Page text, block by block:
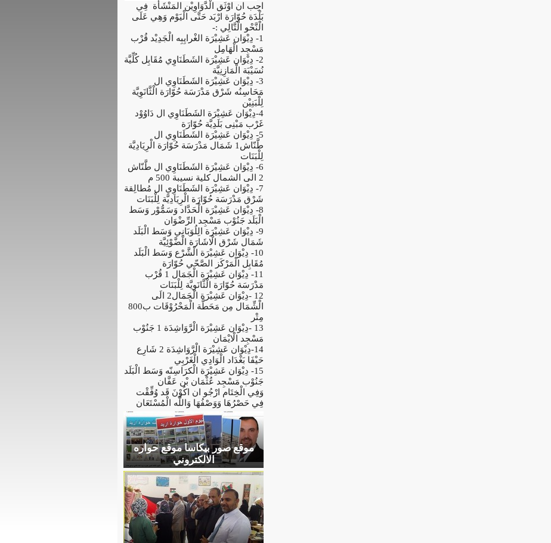
احِب ان اوْثَق الْدَّوَاوِيْن المَنْشَأة فِي
بَلْدَة حُوّارَة ارْبَد حَتَّى الْيَوْم وَهِي عَلَى
الْنَّحْو الْتَّالِي :-
1- دِيْوَان عَشِيْرَة الغْرايِبِه الْجَدِيْد قُرْب
مَسْجِد الْهَامِل
2- دِيْوَان عَشِيْرَة الشَطَنَاوِي مُقَابِل كُلِّيَّة
نُسَيْبَة الْمَازِنِيَّة
3- دِيْوَان عَشِيْرَة الشَطَنَاوِي ال
مَحَاسِنُه شَرْق مَدْرَسَة حُوّارَة الْثَّانَوِيَّة
لِلْبَنِيْن
4-دِيْوَان عَشِيْرَة الشَطَنَاوِي ال دَاوُوْد
غَرْب مَبْنِى بَلَدِيَّة حُوّارَة
5- دِيْوَان عَشِيْرَة الشَطَنَاوِي ال
طَّنّاش1 شَمَال مَدْرَسَة حُوّارَة الْرِيَادِيَّة
لِلْبَنَات
6- دِيْوَان عَشِيْرَة الشَطَنَاوِي ال طَّنّاش
2 الى الشمال كلية نسيبة 500 م
7- دِيْوَان عَشِيْرَة الشَطَنَاوِي ال مُطالِقة
شَرْق مَدْرَسَة حُوّارَة الْرِيَادِيَّة لِلْبَنَات
8- دِيْوَان عَشِيْرَة الْحَدَّاد وَسَمُّوْر وَسَط
الْبَلَد جَنُوْب مَسْجِد الرِّضْوَان
9- دِيْوَان عَشِيْرَة الِلُوَبَانِي وَسَط الْبَلَد
شَمَال شَرْق الْاشَارَة الْضَّوْئِيَّة
10- دِيْوَان عَشِيْرَة الْشَّرْع وَسَط الْبَلَد
مُقَابِل الْمَرْكَز الصَّحّي حُوّارَة
11- دِيْوَان عَشِيْرَة الْجَمَال 1 قُرْب
مَدْرَسَة حُوّارَة الْثَّانَوِيَّة لِلْبَنَات
12 -دِيْوَان عَشِيْرَة الْجَمَال2 الَى
الْشِّمَال مِن مَحَطَّة الْمَحْرُوْقَات ب800
مِتْر
13 -دِيْوَان عَشِيْرَة الْرَّوَاشِدَة 1 جَنُوْب
مَسْجِد الْايْمَان
14-دِيْوَان عَشِيْرَة الْرَّوَاشِدَة 2 شَارِع
حَيْفَا بَغْدَاد الْوَادِي الْغَرْبِي
15- دِيْوَان عَشِيْرَة الْكرَاسِنّه وَسَط الْبَلَد
جَنُوْب مَسْجِد عُثْمَان بْن عَفَّان
وَفِي الْخِتَام ارْجُو ان اكُوْنَ قَد وُفِّقْت
فِي حَصْرُهَا وَوَصْفُهَا وَاللَّه الْمُسْتَعَان
موقع صور بيكاسا موقع حواره
الالكتروني